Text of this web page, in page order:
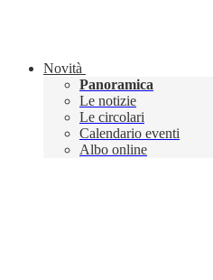
Novità
Panoramica
Le notizie
Le circolari
Calendario eventi
Albo online